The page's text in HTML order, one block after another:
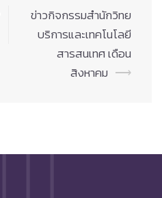
ข่าวกิจกรรมสำนักวิทย
บริการและเทคโนโลยี
สารสนเทศ เดือน
สิงหาคม ⟶